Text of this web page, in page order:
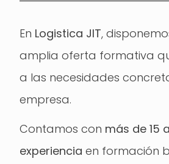
En Logistica JIT,
amplia oferta formativa
a las necesidades
empresa.
Contamos con más de 15
experiencia en formación